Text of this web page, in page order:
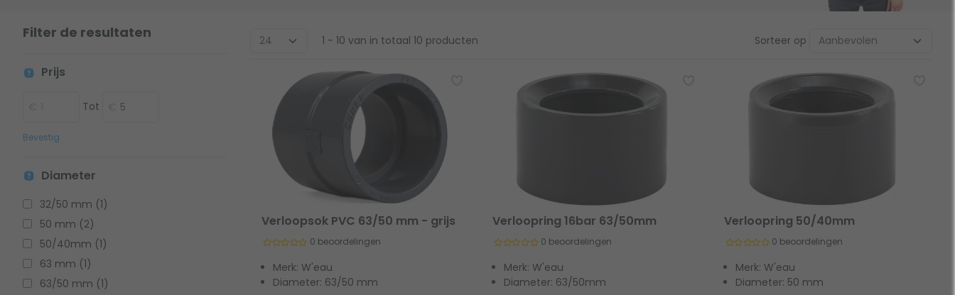
Filter de resultaten
Prijs
Tot
Bevestig
Diameter
32/50 mm (1)
50 mm (2)
50/40mm (1)
63 mm (1)
63/50 mm (1)
1 - 10 van in totaal 10 producten Sorteer op
Verloopsok PVC 63/50 mm - grijs
0 beoordelingen
Merk: W'eau
Diameter: 63/50 mm
Verloopring 16bar 63/50mm
0 beoordelingen
Merk: W'eau
Diameter: 63/50mm
Verloopring 50/40mm
0 beoordelingen
Merk: W'eau
Diameter: 50 mm